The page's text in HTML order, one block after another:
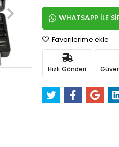
WHATSAPP İLE
Favorilerime ekle
Hızlı Gönderi